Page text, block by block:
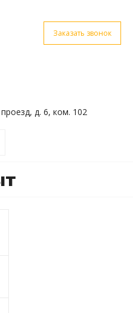
Заказать звонок
д. 6, ком. 102